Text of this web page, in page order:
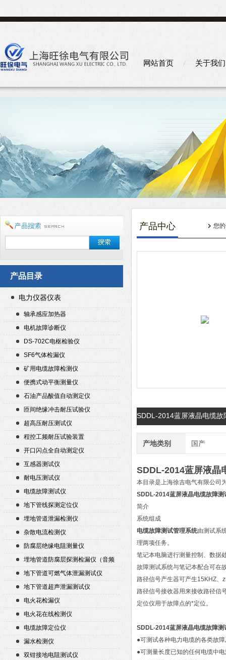
网站首页 关于我们
产品目录
电力仪器仪表
轴承感应加热器
电机故障诊断仪
DS-702C电枢检验仪
SF6气体检漏仪
矿用电缆故障检测仪
便携式动平衡测量仪
石油产品酸值自动测定仪
匝间绝缘冲击耐压试验仪
超高压耐压测试仪
程控工频耐压试验装置
开口闪点全自动测定仪
互感器测试仪
耐电压测试仪
电缆故障测试仪
地下管线探测定位仪
埋地管道泄漏检测仪
杂散电流检测仪
防腐层绝缘电阻测量仪
埋地管道防腐层探测检漏仪（音频
检漏仪）
地下管道可燃气体泄漏测试仪
地下管道超声泄漏测试仪
电火花检漏仪
电火花在线检测仪
电缆故障定位仪
漏水检测仪
双钳接地电阻测试仪
产品中心 您
SDDL-2014蓝屏液晶电缆
产地类别 国产
SDDL-2014蓝屏液晶
本目录是上海徐吉电气有限公司
SDDL-2014蓝屏液晶电缆故障测
简介
系统组成
电缆故障测试管理系统由测试系
理两项任务。
笔记本电脑进行测量控制、数据
故障测试系统与笔记本配合可在
路径信号产生器可产生15KHZ、
路径信号接收器用来接收路径信
定位仪用于故障点的*定位。
SDDL-2014蓝屏液晶电缆故障测
●可测试各种电力电缆的各类故
●可测量长度已知的任何电缆中